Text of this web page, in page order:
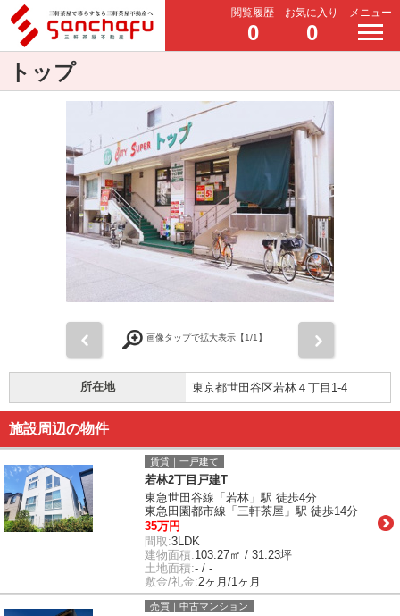
閲覧履歴
0
お気に入り
0
メニュー
トップ
画像タップで拡大表示【1/1】
所在地 東京都世田谷区若林４丁目1-4
施設周辺の物件
賃貸｜一戸建て
若林2丁目戸建T
東急世田谷線「若林」駅 徒歩4分
東急田園都市線「三軒茶屋」駅 徒歩14分
35万円
間取:3LDK
建物面積:103.27㎡ / 31.23坪
土地面積:- / -
敷金/礼金:2ヶ月/1ヶ月
売買｜中古マンション